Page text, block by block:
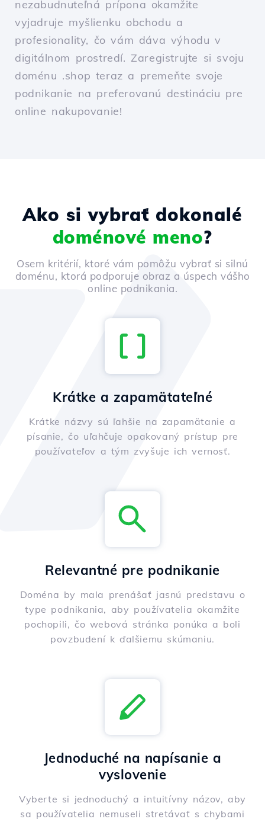
nezabudnuteľná prípona okamžite
vyjadruje myšlienku obchodu a
profesionality, čo vám dáva výhodu v
digitálnom prostredí. Zaregistrujte si svoju
doménu .shop teraz a premeňte svoje
podnikanie na preferovanú destináciu pre
online nakupovanie!
Ako si vybrať dokonalé
doménové meno?
Osem kritérií, ktoré vám pomôžu vybrať si silnú
doménu, ktorá podporuje obraz a úspech vášho
online podnikania.
Krátke a zapamätateľné
Krátke názvy sú ľahšie na zapamätanie a
písanie, čo uľahčuje opakovaný prístup pre
používateľov a tým zvyšuje ich vernosť.
Relevantné pre podnikanie
Doména by mala prenášať jasnú predstavu o
type podnikania, aby používatelia okamžite
pochopili, čo webová stránka ponúka a boli
povzbudení k ďalšiemu skúmaniu.
Jednoduché na napísanie a
vyslovenie
Vyberte si jednoduchý a intuitívny názov, aby
sa používatelia nemuseli stretávať s chybami